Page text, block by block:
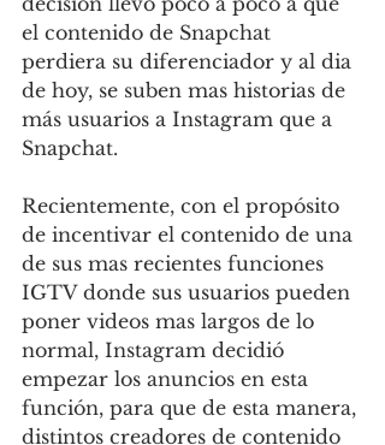
el contenido de Snapchat
perdiera su diferenciador y al dia
de hoy, se suben mas historias de
más usuarios a Instagram que a
Snapchat.
Recientemente, con el propósito
de incentivar el contenido de una
de sus mas recientes funciones
IGTV donde sus usuarios pueden
poner videos mas largos de lo
normal, Instagram decidió
empezar los anuncios en esta
función, para que de esta manera,
distintos creadores de contenido